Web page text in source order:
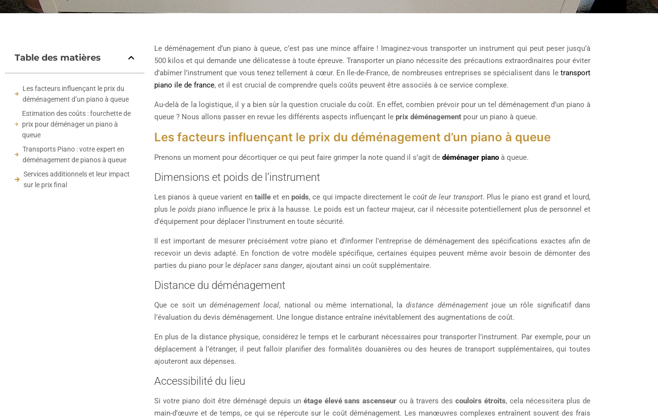
Table des matières
Les facteurs influençant le prix du
déménagement d’un piano à queue
Estimation des coûts : fourchette de
prix pour déménager un piano à
queue
Transports Piano : votre expert en
déménagement de pianos à queue
Services additionnels et leur impact
sur le prix final
Le déménagement d’un piano à queue, c’est pas une mince affaire ! Imaginez-vous transporter un instrument qui peut peser jusqu’à
500 kilos et qui demande une délicatesse à toute épreuve. Transporter un piano nécessite des précautions extraordinaires pour éviter
d’abîmer l’instrument que vous tenez tellement à cœur. En Ile-de-France, de nombreuses entreprises se spécialisent dans le transport
piano ile de france, et il est crucial de comprendre quels coûts peuvent être associés à ce service complexe.
Au-delà de la logistique, il y a bien sûr la question cruciale du coût. En effet, combien prévoir pour un tel déménagement d’un piano à
queue ? Nous allons passer en revue les différents aspects influençant le prix déménagement pour un piano à queue.
Les facteurs influençant le prix du déménagement d’un piano à queue
Prenons un moment pour décortiquer ce qui peut faire grimper la note quand il s’agit de déménager piano à queue.
Dimensions et poids de l’instrument
Les pianos à queue varient en tailleet enpoids, ce qui impacte directement le coût de leur transport. Plus le piano est grand et lourd,
plus le poids piano influence le prix à la hausse. Le poids est un facteur majeur, car il nécessite potentiellement plus de personnel et
d’équipement pour déplacer l’instrument en toute sécurité.
Il est important de mesurer précisément votre piano et d’informer l’entreprise de déménagement des spécifications exactes afin de
recevoir un devis adapté. En fonction de votre modèle spécifique, certaines équipes peuvent même avoir besoin de démonter des
parties du piano pour le déplacer sans danger, ajoutant ainsi un coût supplémentaire.
Distance du déménagement
Que ce soit undéménagement local, national ou même international, ladistance déménagementjoue un rôle significatif dans
l’évaluation du devis déménagement. Une longue distance entraîne inévitablement des augmentations de coût.
En plus de la distance physique, considérez le temps et le carburant nécessaires pour transporter l’instrument. Par exemple, pour un
déplacement à l’étranger, il peut falloir planifier des formalités douanières ou des heures de transport supplémentaires, qui toutes
ajouteront aux dépenses.
Accessibilité du lieu
Si votre piano doit être déménagé depuis un étage élevé sans ascenseur ou à travers descouloirs étroits, cela nécessitera plus de
main-d’œuvre et de temps, ce qui se répercute sur le coût déménagement. Les manœuvres complexes entraînent souvent des frais